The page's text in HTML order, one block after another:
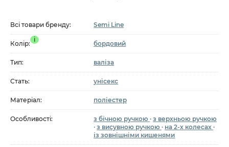
Всі товари бренду: Semi Line
Колір:
i
бордовий
Тип: валіза
Стать: унісекс
Матеріал: поліестер
Особливості: з бічною ручкою·з верхньою ручкою
·з висувною ручкою· на 2-х колесах·
із зовнішніми кишенями